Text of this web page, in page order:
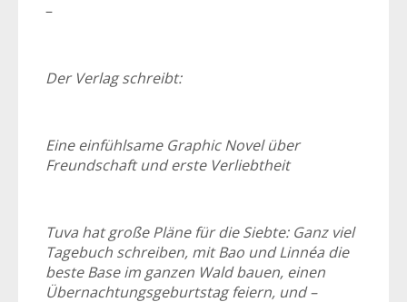
–
Der Verlag schreibt:
Eine einfühlsame Graphic Novel über
Freundschaft und erste Verliebtheit
Tuva hat große Pläne für die Siebte: Ganz viel
Tagebuch schreiben, mit Bao und Linnéa die
beste Base im ganzen Wald bauen, einen
Übernachtungsgeburtstag feiern, und –